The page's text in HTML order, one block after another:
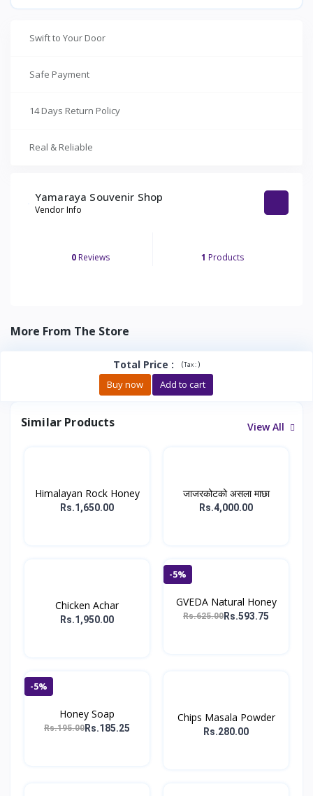
Swift to Your Door
Safe Payment
14 Days Return Policy
Real & Reliable
Yamaraya Souvenir Shop
Vendor Info
0 Reviews 1 Products
More From The Store
Total Price : (Tax :)
Buy now Add to cart
Similar Products View All
Himalayan Rock Honey
Rs.1,650.00
जाजरकोटको असला माछा
Rs.4,000.00
Chicken Achar
Rs.1,950.00
-5%
GVEDA Natural Honey
Rs.625.00Rs.593.75
-5%
Honey Soap
Rs.195.00Rs.185.25
Chips Masala Powder
Rs.280.00